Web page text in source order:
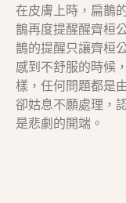
在皮膚上時，扁鵲
鵲再度提醒醒齊桓
鵲的提醒只讓齊桓
感到不舒服的時候
樣，任何問題都是
卻姑息不願處理，
是悲劇的開端。